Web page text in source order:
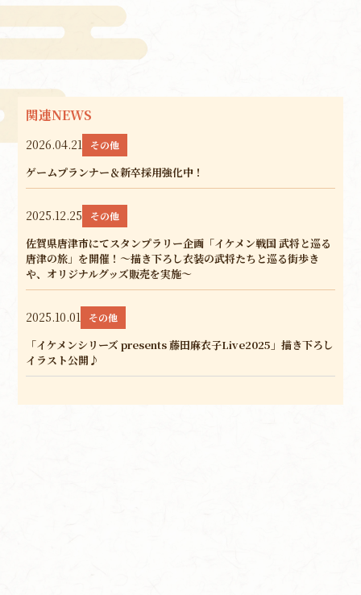
関連NEWS
2026.04.21 その他
ゲームプランナー＆新卒採用強化中！
2025.12.25 その他
佐賀県唐津市にてスタンプラリー企画「イケメン戦国 武将と巡る
唐津の旅」を開催！～描き下ろし衣装の武将たちと巡る街歩き
や、オリジナルグッズ販売を実施～
2025.10.01 その他
「イケメンシリーズ presents 藤田麻衣子Live2025」描き下ろし
イラスト公開♪